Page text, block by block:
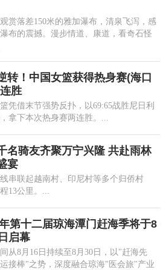
赏落差150米的雅加瀑布，清泉飞泻，感
布的震撼。漫步情道、康道，看奇石怪
转！中国女篮获得热身赛(海口
胜
凭借末节强势反扑，以69:65战胜尼日利
拿下本次热身赛两连胜。...
名骑友齐聚万宁兴隆 共赴雨林
宴
串联起越南村、印尼村等多个归侨村
13公里。...
第十二届琼海潭门赶海季将于8
启幕
从8月16日持续至8月30日，以"赶海先
接棒"之势，深度融合琼海"医会旅"产业